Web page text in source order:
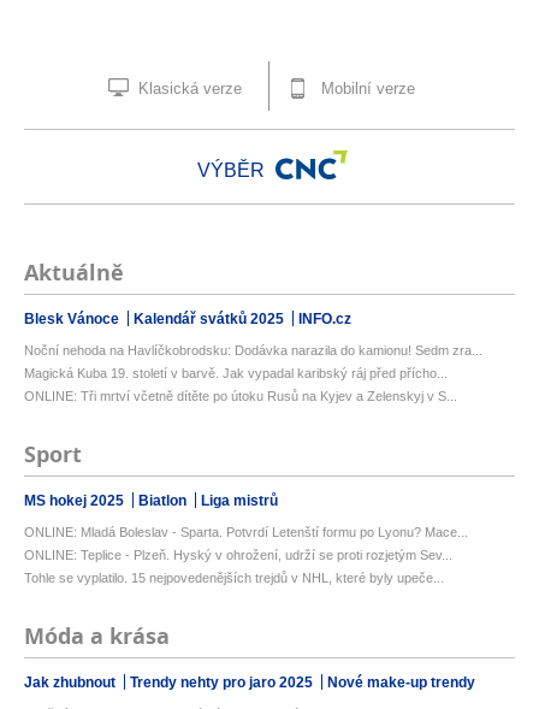
Klasická verze Mobilní verze
VÝBĚR
Aktuálně
Blesk Vánoce Kalendář svátků 2025 INFO.cz
Noční nehoda na Havlíčkobrodsku: Dodávka narazila do kamionu! Sedm zra...
Magická Kuba 19. století v barvě. Jak vypadal karibský ráj před přícho...
ONLINE: Tři mrtví včetně dítěte po útoku Rusů na Kyjev a Zelenskyj v S...
Sport
MS hokej 2025 Biatlon Liga mistrů
ONLINE: Mladá Boleslav - Sparta. Potvrdí Letenští formu po Lyonu? Mace...
ONLINE: Teplice - Plzeň. Hyský v ohrožení, udrží se proti rozjetým Sev...
Tohle se vyplatilo. 15 nejpovedenějších trejdů v NHL, které byly upeče...
Móda a krása
Jak zhubnout Trendy nehty pro jaro 2025 Nové make-up trendy